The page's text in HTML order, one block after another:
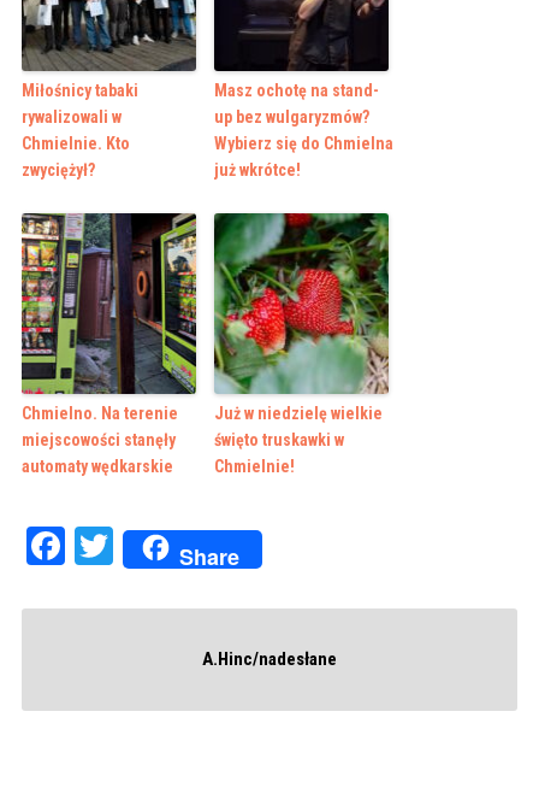
Miłośnicy tabaki
rywalizowali w
Chmielnie. Kto
zwyciężył?
Masz ochotę na stand-
up bez wulgaryzmów?
Wybierz się do Chmielna
już wkrótce!
Chmielno. Na terenie
miejscowości stanęły
automaty wędkarskie
Już w niedzielę wielkie
święto truskawki w
Chmielnie!
Facebook
Twitter
Share
A.Hinc/nadesłane